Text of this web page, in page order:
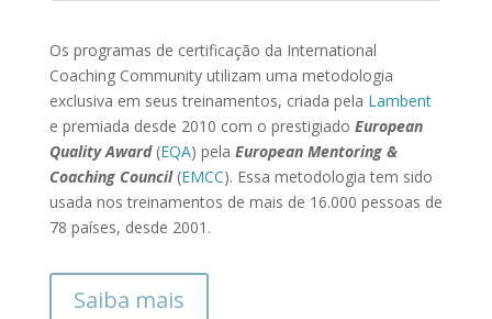
Os programas de certificação da International
Coaching Community utilizam uma metodologia
exclusiva em seus treinamentos, criada pela Lambent
e premiada desde 2010 com o prestigiado European
Quality Award(EQA) pela European Mentoring &
Coaching Council (EMCC). Essa metodologia tem sido
usada nos treinamentos de mais de 16.000 pessoas de
78 países, desde 2001.
Saiba mais